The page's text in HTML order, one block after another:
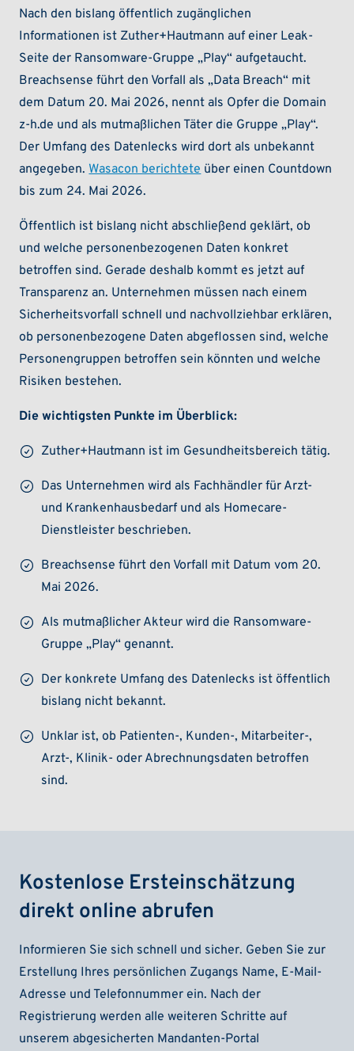
Nach den bislang öffentlich zugänglichen
Informationen ist Zuther+Hautmann auf einer Leak-
Seite der Ransomware-Gruppe „Play“ aufgetaucht.
Breachsense führt den Vorfall als „Data Breach“ mit
dem Datum 20. Mai 2026, nennt als Opfer die Domain
z-h.de und als mutmaßlichen Täter die Gruppe „Play“.
Der Umfang des Datenlecks wird dort als unbekannt
angegeben. Wasacon berichtete über einen Countdown
bis zum 24. Mai 2026.
Öffentlich ist bislang nicht abschließend geklärt, ob
und welche personenbezogenen Daten konkret
betroffen sind. Gerade deshalb kommt es jetzt auf
Transparenz an. Unternehmen müssen nach einem
Sicherheitsvorfall schnell und nachvollziehbar erklären,
ob personenbezogene Daten abgeflossen sind, welche
Personengruppen betroffen sein könnten und welche
Risiken bestehen.
Die wichtigsten Punkte im Überblick:
Zuther+Hautmann ist im Gesundheitsbereich tätig.
Das Unternehmen wird als Fachhändler für Arzt-
und Krankenhausbedarf und als Homecare-
Dienstleister beschrieben.
Breachsense führt den Vorfall mit Datum vom 20.
Mai 2026.
Als mutmaßlicher Akteur wird die Ransomware-
Gruppe „Play“ genannt.
Der konkrete Umfang des Datenlecks ist öffentlich
bislang nicht bekannt.
Unklar ist, ob Patienten-, Kunden-, Mitarbeiter-,
Arzt-, Klinik- oder Abrechnungsdaten betroffen
sind.
Kostenlose Ersteinschätzung
direkt online abrufen
Informieren Sie sich schnell und sicher. Geben Sie zur
Erstellung Ihres persönlichen Zugangs Name, E-Mail-
Adresse und Telefonnummer ein. Nach der
Registrierung werden alle weiteren Schritte auf
unserem abgesicherten Mandanten-Portal